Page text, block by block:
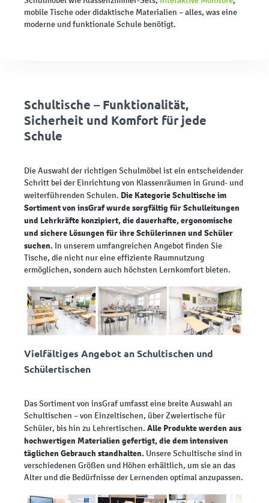
mobile Tische oder didaktische Materialien – alles, was eine
moderne und funktionale Schule benötigt.
Schultische – Funktionalität,
Sicherheit und Komfort für jede
Schule
Die Auswahl der richtigen Schulmöbel ist ein entscheidender
Schritt bei der Einrichtung von Klassenräumen in Grund- und
weiterführenden Schulen. Die Kategorie Schultische im
Sortiment von insGraf wurde sorgfältig für Schulleitungen
und Lehrkräfte konzipiert, die dauerhafte, ergonomische
und sichere Lösungen für ihre Schülerinnen und Schüler
suchen. In unserem umfangreichen Angebot finden Sie
Tische, die nicht nur eine effiziente Raumnutzung
ermöglichen, sondern auch höchsten Lernkomfort bieten.
Vielfältiges Angebot an Schultischen und
Schülertischen
Das Sortiment von insGraf umfasst eine breite Auswahl an
Schultischen – von Einzeltischen, über Zweiertische für
Schüler, bis hin zu Lehrertischen. Alle Produkte werden aus
hochwertigen Materialien gefertigt, die dem intensiven
täglichen Gebrauch standhalten. Unsere Schultische sind in
verschiedenen Größen und Höhen erhältlich, um sie an das
Alter und die Bedürfnisse der Lernenden optimal anzupassen.